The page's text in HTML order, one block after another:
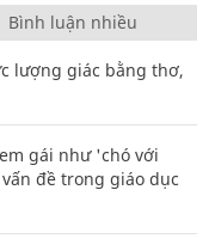
Bình luận nhiều
lượng giác bằng thơ,
gái như 'chó với
đề trong giáo dục